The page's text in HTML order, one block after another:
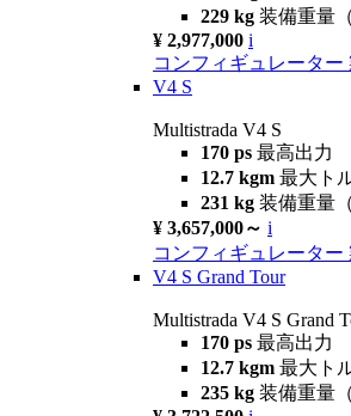
229 kg 装備重量
¥ 2,977,000 i
コンフィギュレーター
V4 S
Multistrada V4 S
170 ps 最高出力
12.7 kgm 最大ト
231 kg 装備重量
¥ 3,657,000～ i
コンフィギュレーター
V4 S Grand Tour
Multistrada V4 S Grand
170 ps 最高出力
12.7 kgm 最大ト
235 kg 装備重量